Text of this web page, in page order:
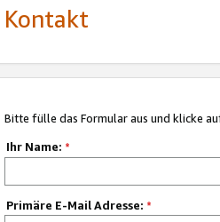
Kontakt
Bitte fülle das Formular aus und klicke
Ihr Name: *
Primäre E-Mail Adresse: *